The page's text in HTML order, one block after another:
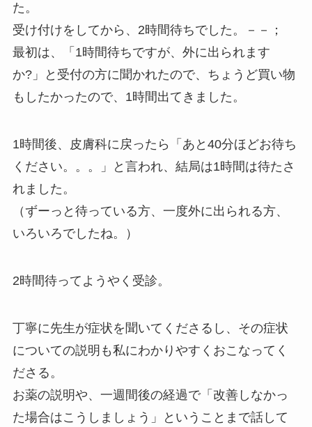
た。
受け付けをしてから、2時間待ちでした。－－；
最初は、「1時間待ちですが、外に出られます
か?」と受付の方に聞かれたので、ちょうど買い物
もしたかったので、1時間出てきました。
1時間後、皮膚科に戻ったら「あと40分ほどお待ち
ください。。。」と言われ、結局は1時間は待たさ
れました。
（ずーっと待っている方、一度外に出られる方、
いろいろでしたね。）
2時間待ってようやく受診。
丁寧に先生が症状を聞いてくださるし、その症状
についての説明も私にわかりやすくおこなってく
ださる。
お薬の説明や、一週間後の経過で「改善しなかっ
た場合はこうしましょう」ということまで話して